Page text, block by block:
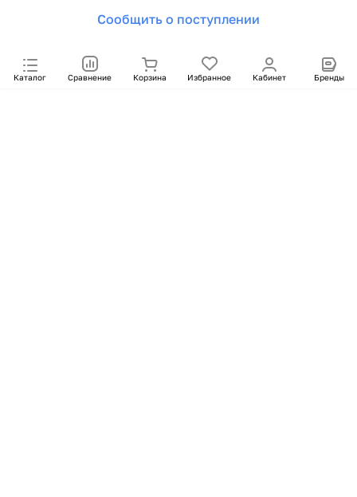
Сообщить о поступлении
Каталог Сравнение Корзина Избранное Кабинет Бренды